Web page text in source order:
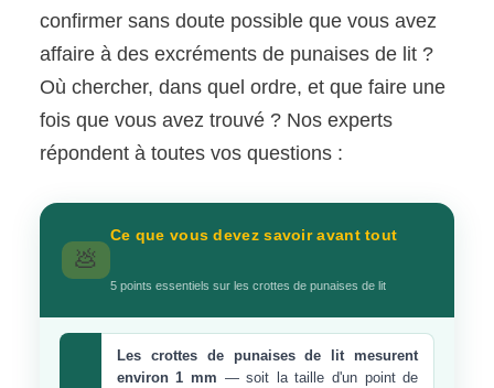
confirmer sans doute possible que vous avez
affaire à des excréments de punaises de lit ?
Où chercher, dans quel ordre, et que faire une
fois que vous avez trouvé ? Nos experts
répondent à toutes vos questions :
💩
Ce que vous devez savoir avant tout
5 points essentiels sur les crottes de punaises de lit
Les crottes de punaises de lit mesurent
environ 1 mm — soit la taille d'un point de